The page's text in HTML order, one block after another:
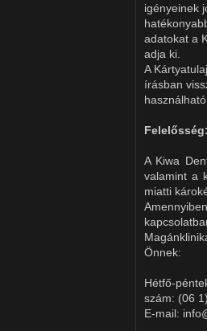
igényeinek
adatokat a
adja ki.
A
írásban
A Kiwa
valamint a
miatti
Önnek:
Hétfő-
szám: (06
E-mail: